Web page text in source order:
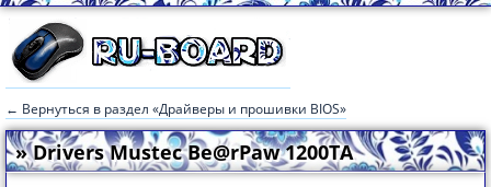
← Вернуться в раздел «Драйверы и прошивки BIOS»
» Drivers Mustec Be@rPaw 1200TA